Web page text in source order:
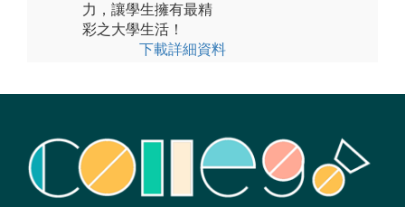
力，讓學生擁有最精
彩之大學生活！
下載詳細資料